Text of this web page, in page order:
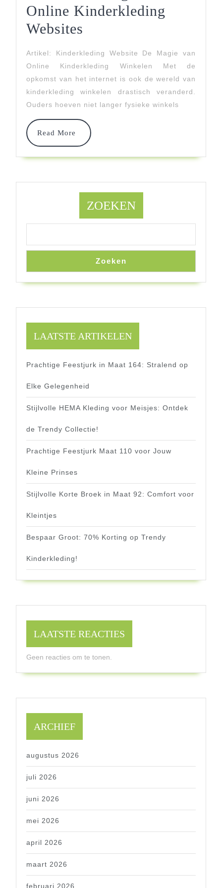
Online Kinderkleding
Websites
Magie
Van
Online
Kinderkleding
Websites
Artikel: Kinderkleding Website De Magie van
Online Kinderkleding Winkelen Met de
opkomst van het internet is ook de wereld van
kinderkleding winkelen drastisch veranderd.
Ouders hoeven niet langer fysieke winkels
Read More
Read
More
ZOEKEN
Zoeken
LAATSTE ARTIKELEN
Prachtige Feestjurk in Maat 164: Stralend op
Elke Gelegenheid
Stijlvolle HEMA Kleding voor Meisjes: Ontdek
de Trendy Collectie!
Prachtige Feestjurk Maat 110 voor Jouw
Kleine Prinses
Stijlvolle Korte Broek in Maat 92: Comfort voor
Kleintjes
Bespaar Groot: 70% Korting op Trendy
Kinderkleding!
LAATSTE REACTIES
Geen reacties om te tonen.
ARCHIEF
augustus 2026
juli 2026
juni 2026
mei 2026
april 2026
maart 2026
februari 2026